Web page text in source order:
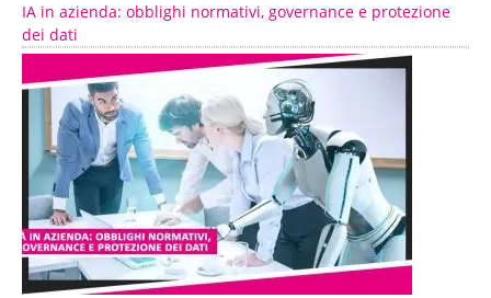
IA in azienda: obblighi normativi, governance e protezione
dei dati